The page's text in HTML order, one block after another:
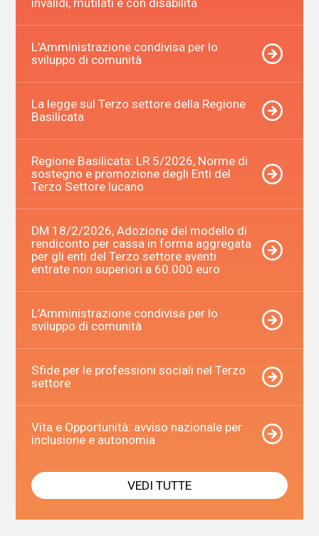
invalidi, mutilati e con disabilità
L’Amministrazione condivisa per lo
sviluppo di comunità
La legge sul Terzo settore della Regione
Basilicata
Regione Basilicata: LR 5/2026, Norme di
sostegno e promozione degli Enti del
Terzo Settore lucano
DM 18/2/2026, Adozione del modello di
rendiconto per cassa in forma aggregata
per gli enti del Terzo settore aventi
entrate non superiori a 60.000 euro
L’Amministrazione condivisa per lo
sviluppo di comunità
Sfide per le professioni sociali nel Terzo
settore
Vita e Opportunità: avviso nazionale per
inclusione e autonomia
VEDI TUTTE